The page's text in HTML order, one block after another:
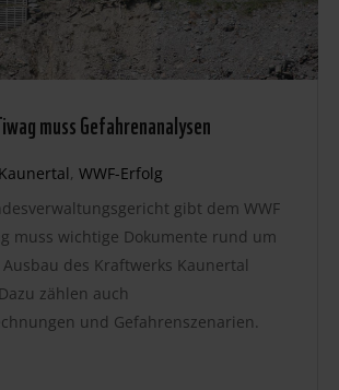
muss Gefahrenanalysen
Kaunertal, WWF-Erfolg
gibt dem WWF
muss wichtige Dokumente rund um
des Kraftwerks Kaunertal
zählen auch
und Gefahrenszenarien.